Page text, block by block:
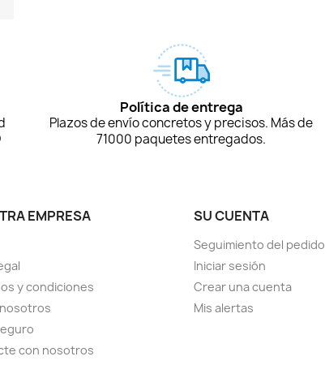
Política de entrega
Plazos de envío concretos y precisos. Más de
71000 paquetes entregados.
EMPRESA
y condiciones
con nosotros
SU CUENTA
Seguimiento del pedido
Iniciar sesión
Crear una cuenta
Mis alertas